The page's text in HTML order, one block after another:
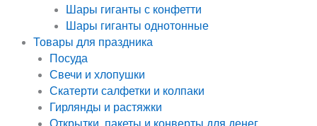
Шары гиганты с конфетти
Шары гиганты однотонные
Товары для праздника
Посуда
Свечи и хлопушки
Скатерти салфетки и колпаки
Гирлянды и растяжки